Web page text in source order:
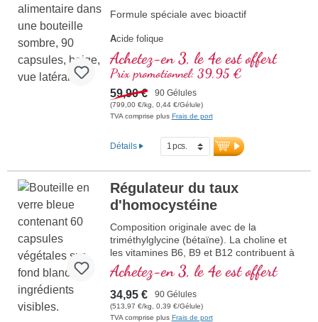
Formule spéciale avec bioactif
Acide folique
Arginine
Lycopène
C urcuma
Curcumine
Acide ascorbique
Résvératrol
B(Vitamine B12)
Achetez-en 3, le 4e est offert
Prix promotionnel: 39,95 €
59,90 € 90 Gélules
(799,00 €/kg, 0,44 €/Gélule)
TVA comprise plus Frais de port
Détails
Régulateur du taux
d'homocystéine
Composition originale avec de la
triméthylglycine (bétaïne). La choline et
les vitamines B6, B9 et B12 contribuent à
normaliser le métabolismede
l'homocystéine. La proportion de bétaïne
doit être d'au moins 1,5 g, pour pouvoir
exercer un effet sur le tau
Achetez-en 3, le 4e est offert
34,95 € 90 Gélules
(513,97 €/kg, 0,39 €/Gélule)
TVA comprise plus Frais de port